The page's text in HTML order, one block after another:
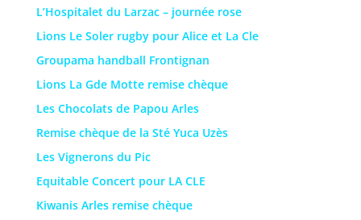
L’Hospitalet du Larzac – journée rose
Lions Le Soler rugby pour Alice et La Cle
Groupama handball Frontignan
Lions La Gde Motte remise chèque
Les Chocolats de Papou Arles
Remise chèque de la Sté Yuca Uzès
Les Vignerons du Pic
Equitable Concert pour LA CLE
Kiwanis Arles remise chèque